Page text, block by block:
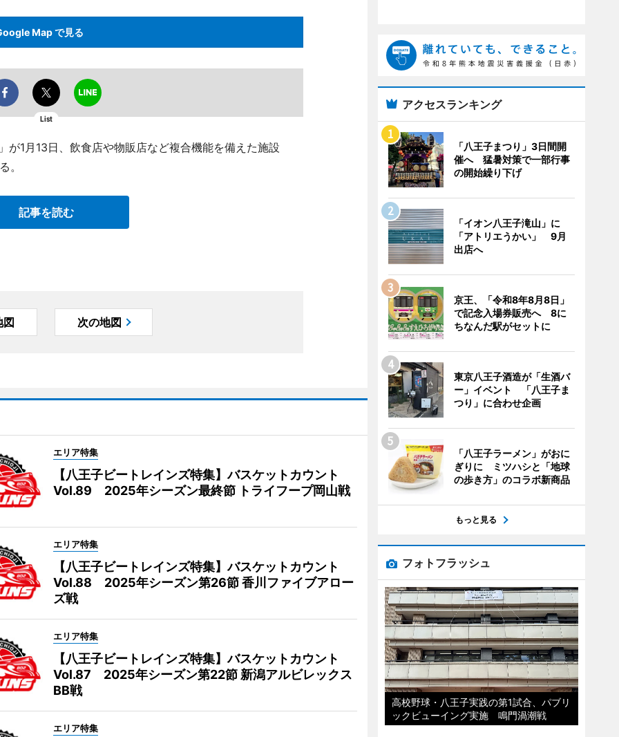
Map で見る
List
1月13日、飲食店や物販店など複合機能を備えた施設
。
記事を読む
図 次の地図
エリア特集
【八王子ビートレインズ特集】バスケットカウント
Vol.89 2025年シーズン最終節 トライフープ岡山戦
エリア特集
【八王子ビートレインズ特集】バスケットカウント
Vol.88 2025年シーズン第26節 香川ファイブアロー
ズ戦
エリア特集
【八王子ビートレインズ特集】バスケットカウント
Vol.87 2025年シーズン第22節 新潟アルビレックス
BB戦
エリア特集
アクセスランキング
「八王子まつり」3日間開
催へ 猛暑対策で一部行事
の開始繰り下げ
「イオン八王子滝山」に
「アトリエうかい」 9月
出店へ
京王、「令和8年8月8日」
で記念入場券販売へ 8に
ちなんだ駅がセットに
東京八王子酒造が「生酒バ
ー」イベント 「八王子ま
つり」に合わせ企画
「八王子ラーメン」がおに
ぎりに ミツハシと「地球
の歩き方」のコラボ新商品
もっと見る
フォトフラッシュ
高校野球・八王子実践の第1試合、パブリ
ックビューイング実施 鳴門渦潮戦